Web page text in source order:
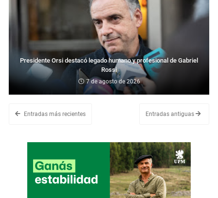
Presidente Orsi destacó legado humano y profesional de Gabriel
Rossi
7 de agosto de 2026
Entradas más recientes Entradas antiguas